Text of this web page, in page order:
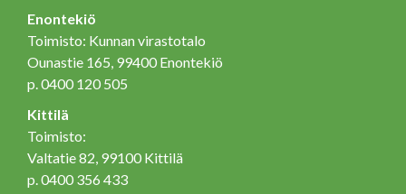
Enontekiö
Toimisto: Kunnan virastotalo
Ounastie 165, 99400 Enontekiö
p. 0400 120 505
Kittilä
Toimisto:
Valtatie 82, 99100 Kittilä
p. 0400 356 433